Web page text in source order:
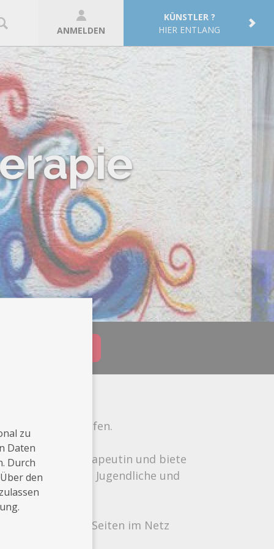
ANMELDEN
KÜNSTLER ?
HIER ENTLANG
mitten im Hopfen.
Kunsttherapeutin und biete
für Kinder, Jugendliche und
auf meinen Seiten im Netz
zu
Daten
Durch
den